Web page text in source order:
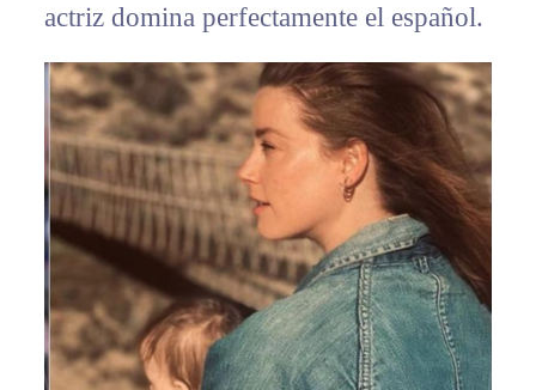
actriz domina perfectamente el español.